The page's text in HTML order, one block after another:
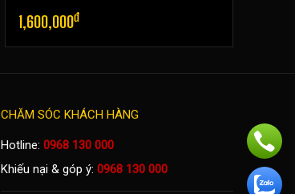
1,600,000đ
CHĂM SÓC KHÁCH HÀNG
Hotline: 0968 130 000
Khiếu nại & góp ý: 0968 130 000